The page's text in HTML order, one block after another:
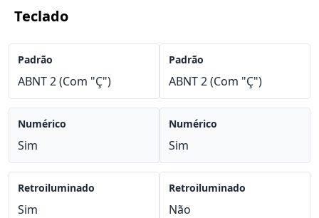
Teclado
Padrão
ABNT 2 (Com "Ç")
Numérico
Sim
Retroiluminado
Sim
Padrão
ABNT 2 (Com "Ç")
Numérico
Sim
Retroiluminado
Não